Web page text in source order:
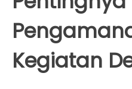
Kegiatan